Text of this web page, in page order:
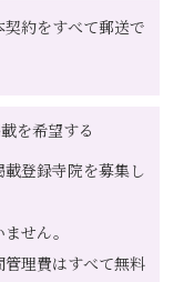
約をすべて郵送で
を希望する
載登録寺院を募集し
せん。
管理費はすべて無料